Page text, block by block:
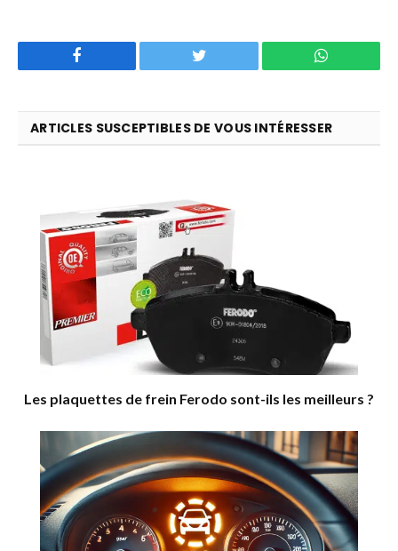
Twitter WhatsApp
ARTICLES SUSCEPTIBLES DE VOUS INTÉRESSER
Les plaquettes de frein Ferodo sont-ils les meilleurs ?